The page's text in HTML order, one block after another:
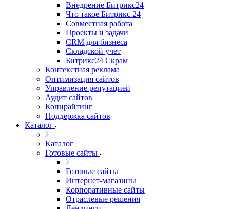
Внедрение Битрикс24
Что такое Битрикс 24
Совместная работа
Проекты и задачи
СRМ для бизнеса
Складской учет
Битрикс24 Скрам
Контекстная реклама
Оптимизация сайтов
Управление репутацией
Аудит сайтов
Копирайтинг
Поддержка сайтов
Каталог
Каталог
Готовые сайты
Готовые сайты
Интернет-магазины
Корпоративные сайты
Отраслевые решения